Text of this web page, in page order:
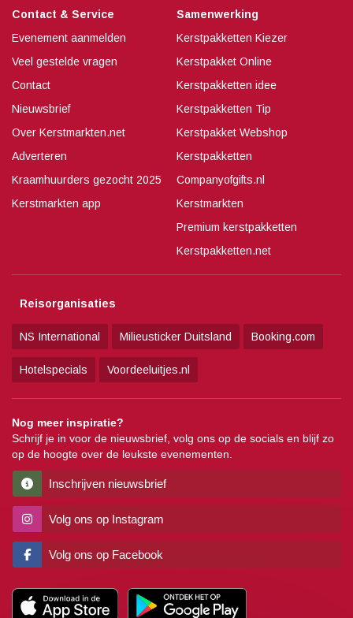
Contact & Service
Evenement aanmelden
Veel gestelde vragen
Contact
Nieuwsbrief
Over Kerstmarkten.net
Adverteren
Kraamhuurders gezocht 2025
Kerstmarkten app
Samenwerking
Kerstpakketten Kiezer
Kerstpakket Online
Kerstpakketten idee
Kerstpakketten Tip
Kerstpakket Webshop
Kerstpakketten
Companyofgifts.nl
Kerstmarkten
Premium kerstpakketten
Kerstpakketten.net
Reisorganisaties
NS International Milieusticker Duitsland Booking.com
Hotelspecials Voordeeluitjes.nl
Nog meer inspiratie?
Schrijf je in voor de nieuwsbrief, volg ons op de socials en blijf zo
op de hoogte over de leukste evenementen.
Inschrijven nieuwsbrief
Volg ons op Instagram
Volg ons op Facebook